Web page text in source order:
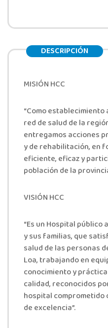
DESCRIPCIÓN
MISIÓN HCC
“Como
red de salud de la
entregamos acciones
y de rehabilitación, en
eficiente, eficaz y
población de la
VISIÓN HCC
“Es un Hospital
y sus familias, que
salud de las personas
Loa, trabajando en
conocimiento y
calidad, reconocidos
hospital comprometido
de excelencia”.